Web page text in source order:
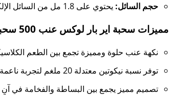
حجم السائل: يحتوي على 1.8 مل من السائل الإلكتروني
مميزات سحبة اير بار لوكس عنب 500 سحبة 20 نيكوتين:
نكهة عنب حلوة ومميزة تجمع بين الطعم
توفر نسبة نيكوتين معتدلة 20 ملغم لتجربة ناعمة ومنعشة تناسب معظم المستخدمين.
تصميم مميز يجمع بين البساطة والفخامة في آنٍ